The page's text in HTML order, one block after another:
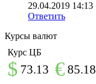
29.04.2019 14:13
Ответить
Курсы валют
Курс ЦБ
$ 73.13 € 85.18